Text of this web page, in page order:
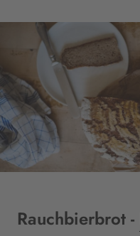
Rauchbierbrot -